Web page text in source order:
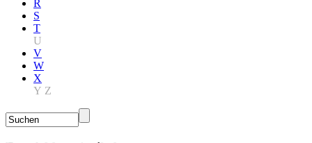
R
S
T
U
V
W
X
Y Z